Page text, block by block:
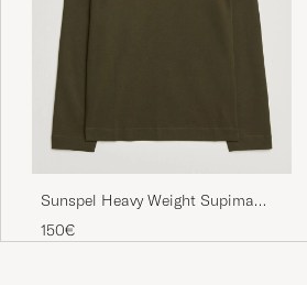
Sunspel Heavy Weight Supima
Cotton Long Sleeve T-Shirt Green
150€